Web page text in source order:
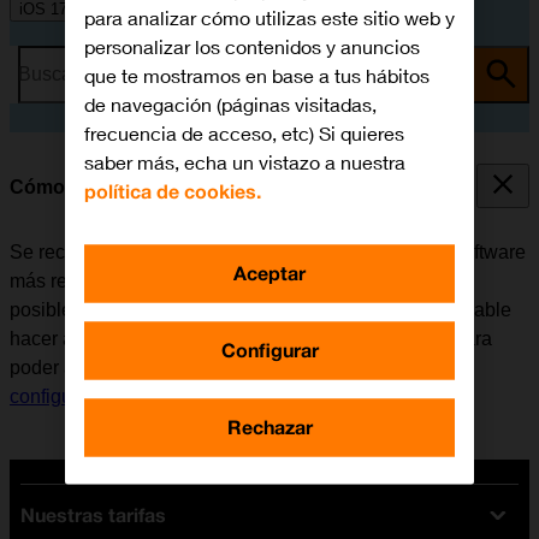
iOS 17
Busca por problema o tema
Cómo actualizar el software del móvil
Se recomienda actualizar el móvil con la versión de software
más reciente ya que el fabricante suele ir corrigiendo
posibles errores de versiones anteriores. Es recomendable
hacer antes una copia de seguridad de la memoria. Para
poder actualizar el software del móvil, es necesario
configurar el móvil para internet.
Nuestras tarifas
para analizar cómo utilizas este sitio web y
personalizar los contenidos y anuncios
que te mostramos en base a tus hábitos
de navegación (páginas visitadas,
frecuencia de acceso, etc) Si quieres
saber más, echa un vistazo a nuestra
política de cookies.
Configurar
Rechazar
Aceptar